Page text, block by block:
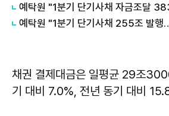
예탁원 "1분기 단기사채 255조 발
채권 결제대금은 일평균 29조
기 대비 7.0%, 전년 동기 대비